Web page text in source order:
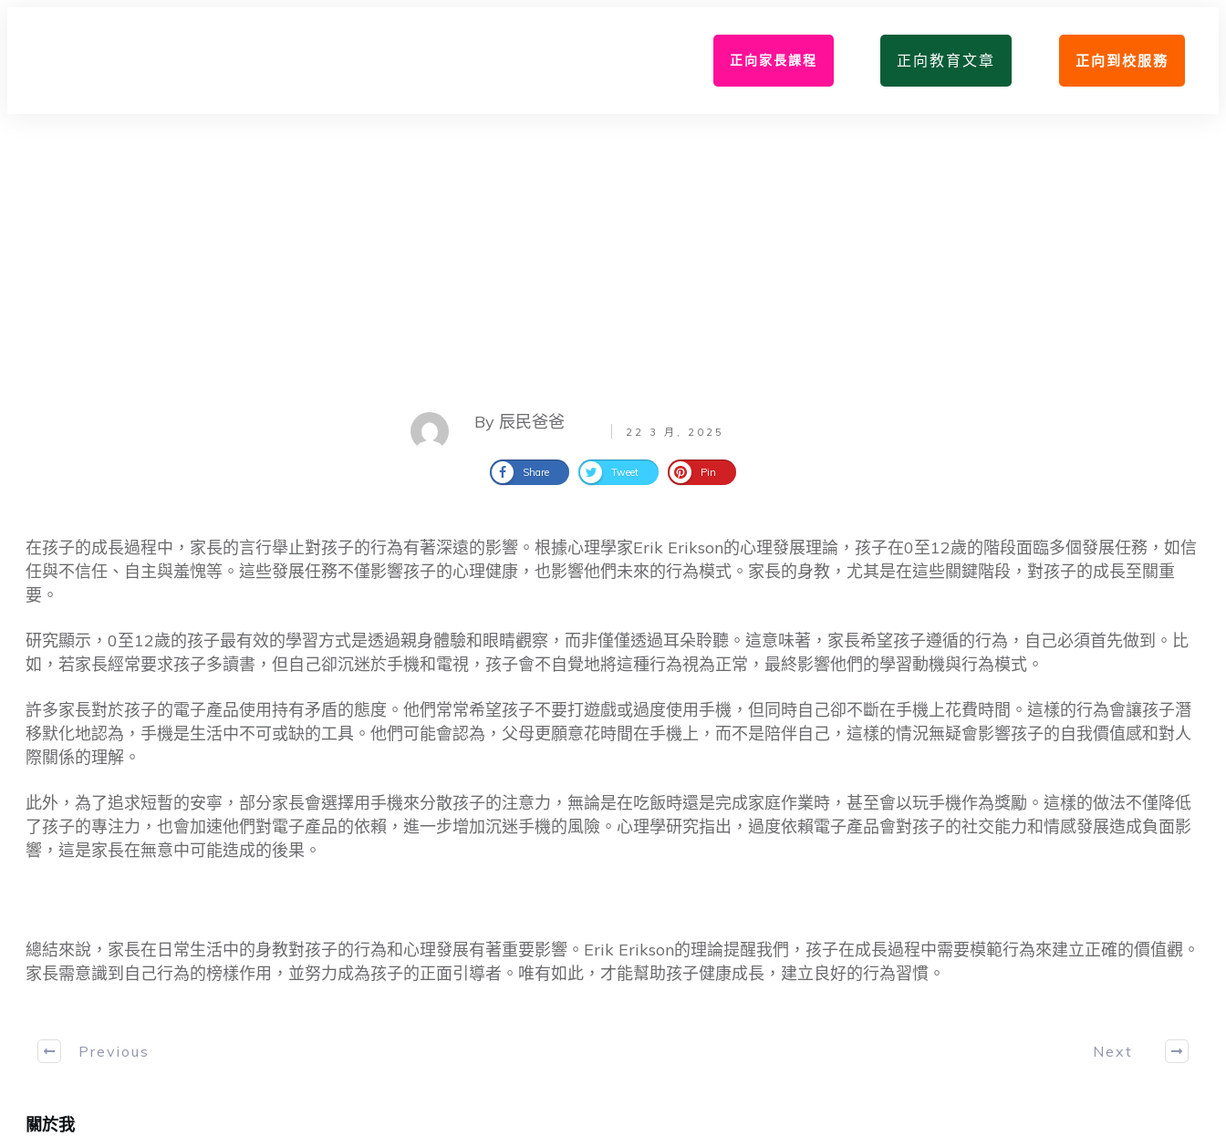
正向家長課程 正向教育文章 正向到校服務
By 辰民爸爸 22 3 月, 2025
Share Tweet Pin
在孩子的成長過程中，家長的言行舉止對孩子的行為有著深遠的影響。根據心理學家Erik Erikson的心理發展理論，孩子在0至12歲的階段面臨多個發展任務，如信
任與不信任、自主與羞愧等。這些發展任務不僅影響孩子的心理健康，也影響他們未來的行為模式。家長的身教，尤其是在這些關鍵階段，對孩子的成長至關重
要。
研究顯示，0至12歲的孩子最有效的學習方式是透過親身體驗和眼睛觀察，而非僅僅透過耳朵聆聽。這意味著，家長希望孩子遵循的行為，自己必須首先做到。比
如，若家長經常要求孩子多讀書，但自己卻沉迷於手機和電視，孩子會不自覺地將這種行為視為正常，最終影響他們的學習動機與行為模式。
許多家長對於孩子的電子產品使用持有矛盾的態度。他們常常希望孩子不要打遊戲或過度使用手機，但同時自己卻不斷在手機上花費時間。這樣的行為會讓孩子潛
移默化地認為，手機是生活中不可或缺的工具。他們可能會認為，父母更願意花時間在手機上，而不是陪伴自己，這樣的情況無疑會影響孩子的自我價值感和對人
際關係的理解。
此外，為了追求短暫的安寧，部分家長會選擇用手機來分散孩子的注意力，無論是在吃飯時還是完成家庭作業時，甚至會以玩手機作為獎勵。這樣的做法不僅降低
了孩子的專注力，也會加速他們對電子產品的依賴，進一步增加沉迷手機的風險。心理學研究指出，過度依賴電子產品會對孩子的社交能力和情感發展造成負面影
響，這是家長在無意中可能造成的後果。
總結來說，家長在日常生活中的身教對孩子的行為和心理發展有著重要影響。Erik Erikson的理論提醒我們，孩子在成長過程中需要模範行為來建立正確的價值觀。
家長需意識到自己行為的榜樣作用，並努力成為孩子的正面引導者。唯有如此，才能幫助孩子健康成長，建立良好的行為習慣。
Previous Next
關於我